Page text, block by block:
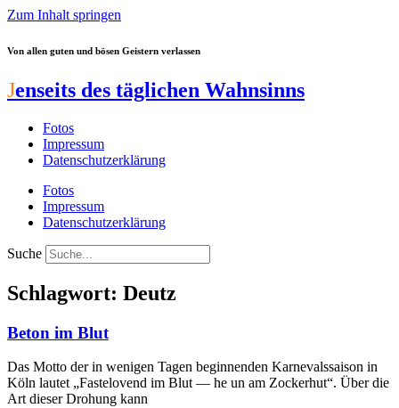
Zum Inhalt springen
Von allen guten und bösen Geistern verlassen
Jenseits des täglichen Wahnsinns
Fotos
Impressum
Datenschutzerklärung
Fotos
Impressum
Datenschutzerklärung
Suche
Schlagwort: Deutz
Beton im Blut
Das Motto der in wenigen Tagen beginnenden Karnevalssaison in
Köln lautet „Fastelovend im Blut — he un am Zockerhut“. Über die
Art dieser Drohung kann